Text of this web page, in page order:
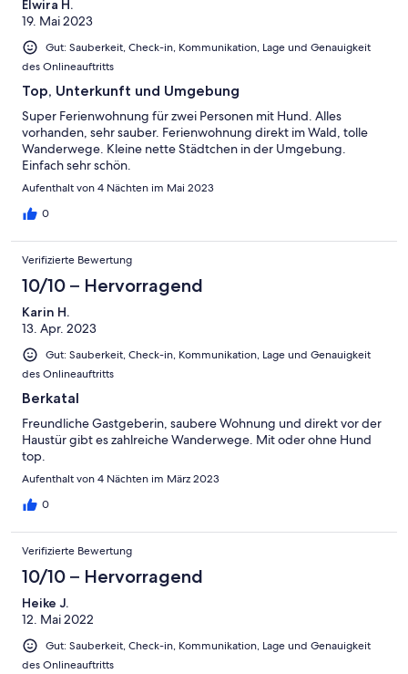
Elwira H.
19. Mai 2023
Gut: Sauberkeit, Check-in, Kommunikation, Lage und Genauigkeit
des Onlineauftritts
Top, Unterkunft und Umgebung
Super Ferienwohnung für zwei Personen mit Hund. Alles
vorhanden, sehr sauber. Ferienwohnung direkt im Wald, tolle
Wanderwege. Kleine nette Städtchen in der Umgebung.
Einfach sehr schön.
Aufenthalt von 4 Nächten im Mai 2023
0
Verifizierte Bewertung
10/10 – Hervorragend
Karin H.
13. Apr. 2023
Gut: Sauberkeit, Check-in, Kommunikation, Lage und Genauigkeit
des Onlineauftritts
Berkatal
Freundliche Gastgeberin, saubere Wohnung und direkt vor der
Haustür gibt es zahlreiche Wanderwege. Mit oder ohne Hund
top.
Aufenthalt von 4 Nächten im März 2023
0
Verifizierte Bewertung
10/10 – Hervorragend
Heike J.
12. Mai 2022
Gut: Sauberkeit, Check-in, Kommunikation, Lage und Genauigkeit
des Onlineauftritts